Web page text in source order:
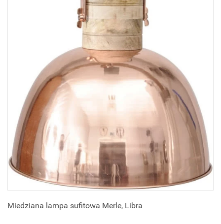
Miedziana lampa sufitowa Merle, Libra